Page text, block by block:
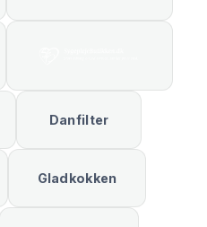
Danfilter
Gladkokken